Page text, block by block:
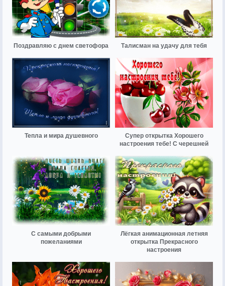
Поздравляю с днем светофора Талисман на удачу для тебя
Тепла и мира душевного
Супер открытка Хорошего
настроения тебе! С черешней
С самыми добрыми
пожеланиями
Лёгкая анимационная летняя
открытка Прекрасного
настроения